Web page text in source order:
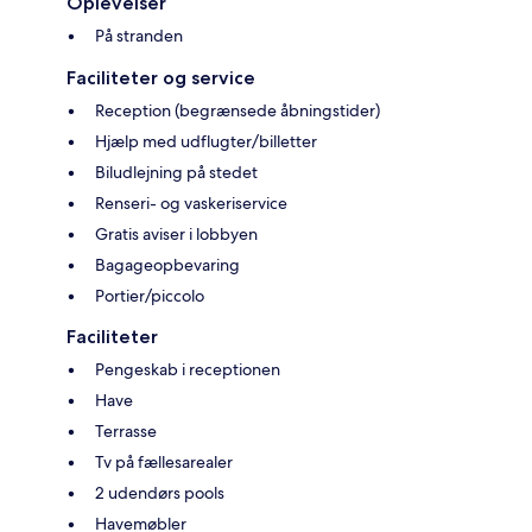
På stranden
Faciliteter og service
Reception (begrænsede åbningstider)
Hjælp med udflugter/billetter
Biludlejning på stedet
Renseri- og vaskeriservice
Gratis aviser i lobbyen
Bagageopbevaring
Portier/piccolo
Faciliteter
Pengeskab i receptionen
Have
Terrasse
Tv på fællesarealer
2 udendørs pools
Havemøbler